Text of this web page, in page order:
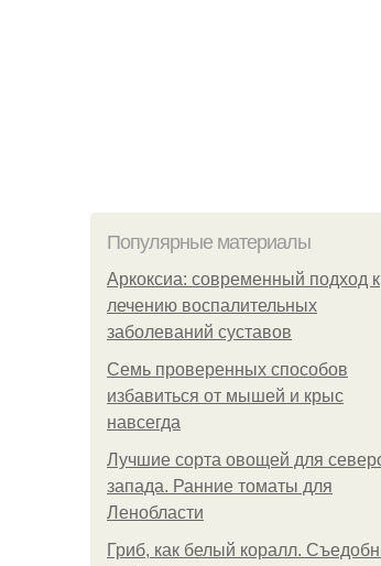
Популярные материалы
Аркоксиа: современный подход к
лечению воспалительных
заболеваний суставов
Семь проверенных способов
избавиться от мышей и крыс
навсегда
Лучшие сорта овощей для
запада. Ранние томаты для
Ленобласти
Гриб, как белый коралл.